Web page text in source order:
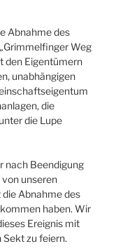
Abnahme des
Weg
den Eigentümern
unabhängigen
die
die Lupe
nach Beendigung
unseren
Abnahme des
haben. Wir
Ereignis mit
zu feiern.